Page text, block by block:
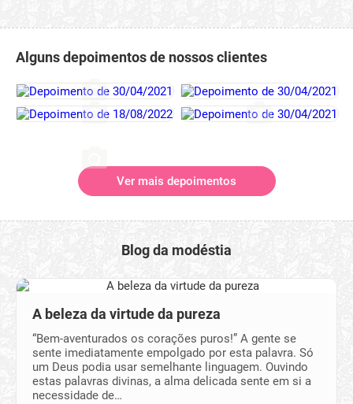
Alguns depoimentos de nossos clientes
Ver mais depoimentos
Blog da modéstia
A beleza da virtude da pureza
“Bem-aventurados os corações puros!” A gente se
sente imediatamente empolgado por esta palavra. Só
um Deus podia usar semelhante linguagem. Ouvindo
estas palavras divinas, a alma delicada sente em si a
necessidade de…